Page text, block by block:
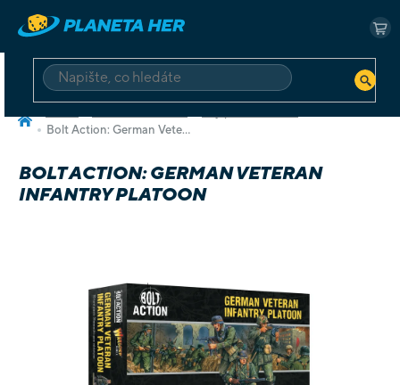
obsah
HLEDAT
Bolt Action: German Veteran Infantry Platoon
BOLT ACTION: GERMAN VETERAN
INFANTRY PLATOON